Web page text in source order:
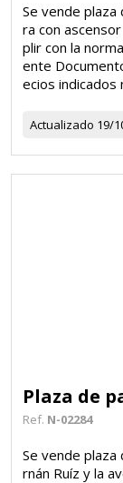
Se vende plaza
ra con
plir con la
ente
ecios indicados
Actualizado 19/
Plaza de
Ref. N-02284
Se vende
rnán Ruíz y la